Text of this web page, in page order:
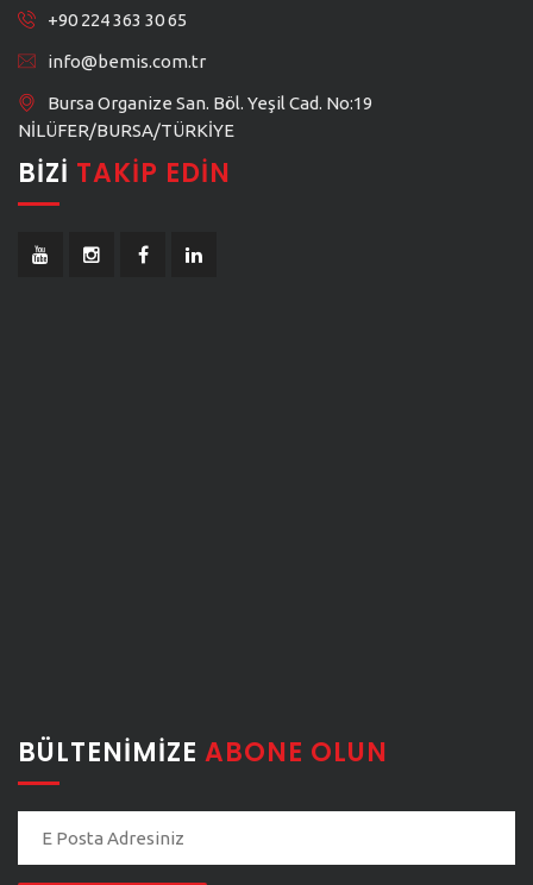
+90 224 363 30 65
info@bemis.com.tr
Bursa Organize San. Böl. Yeşil Cad. No:19
NİLÜFER/BURSA/TÜRKİYE
BIZI TAKIP EDIN
BÜLTENIMIZE ABONE OLUN